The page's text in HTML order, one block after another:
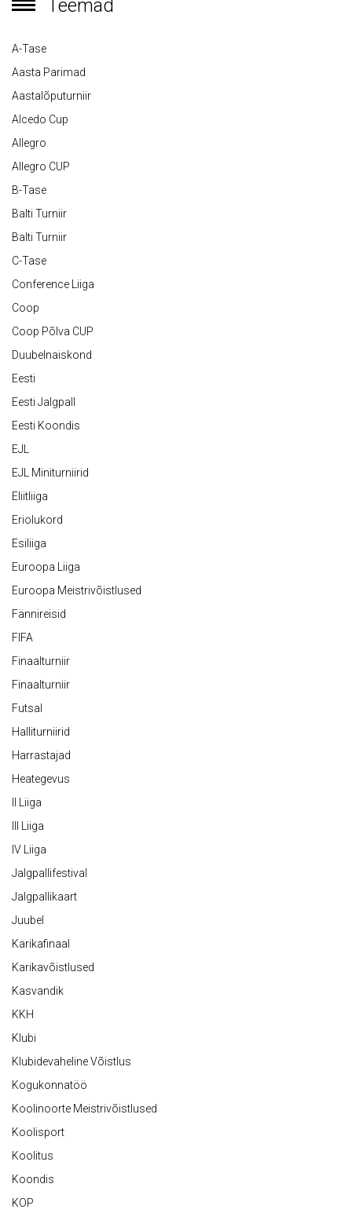
Teemad
A-Tase
Aasta Parimad
Aastalõputurniir
Alcedo Cup
Allegro
Allegro CUP
B-Tase
Balti Turniir
Balti Turniir
C-Tase
Conference Liiga
Coop
Coop Põlva CUP
Duubelnaiskond
Eesti
Eesti Jalgpall
Eesti Koondis
EJL
EJL Miniturniirid
Eliitliiga
Eriolukord
Esiliiga
Euroopa Liiga
Euroopa Meistrivõistlused
Fännireisid
FIFA
Finaalturniir
Finaalturniir
Futsal
Halliturniirid
Harrastajad
Heategevus
II Liiga
III Liiga
IV Liiga
Jalgpallifestival
Jalgpallikaart
Juubel
Karikafinaal
Karikavõistlused
Kasvandik
KKH
Klubi
Klubidevaheline Võistlus
Kogukonnatöö
Koolinoorte Meistrivõistlused
Koolisport
Koolitus
Koondis
KOP